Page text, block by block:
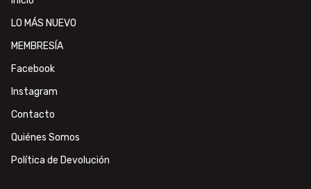
LO MÁS NUEVO
MEMBRESÍA
Facebook
Instagram
Contacto
Quiénes Somos
Política de Devolución